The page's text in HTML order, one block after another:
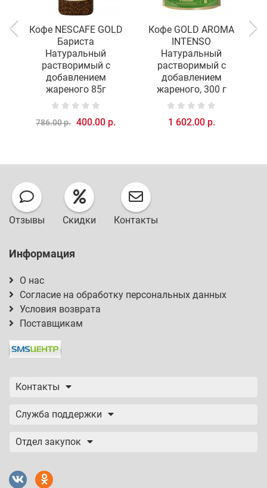
Кофе NESCAFE GOLD
Бариста
Натуральный
растворимый с
добавлением
жареного 85г
786.00 р. 400.00 р.
Кофе GOLD AROMA
INTENSO
Натуральный
растворимый с
добавлением
жареного, 300 г
1 602.00 р.
Отзывы Скидки Контакты
Информация
О нас
Согласие на обработку персональных данных
Условия возврата
Поставщикам
Контакты
Служба поддержки
Отдел закупок